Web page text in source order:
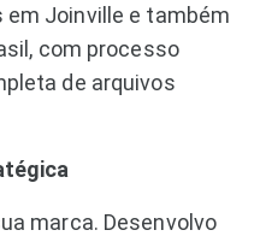
Joinville e também
com processo
de arquivos
marca. Desenvolvo